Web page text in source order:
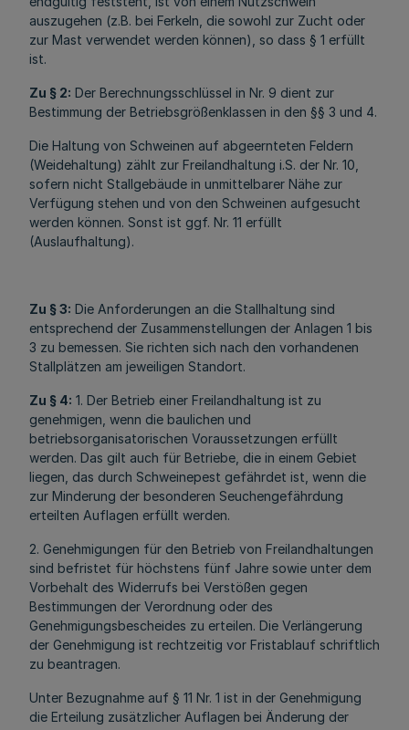
auszugehen (z.B. bei Ferkeln, die sowohl zur Zucht oder
zur Mast verwendet werden können), so dass § 1 erfüllt
ist.
Zu § 2: Der Berechnungsschlüssel in Nr. 9 dient zur
Bestimmung der Betriebsgrößenklassen in den §§ 3 und 4.
Die Haltung von Schweinen auf abgeernteten Feldern
(Weidehaltung) zählt zur Freilandhaltung i.S. der Nr. 10,
sofern nicht Stallgebäude in unmittelbarer Nähe zur
Verfügung stehen und von den Schweinen aufgesucht
werden können. Sonst ist ggf. Nr. 11 erfüllt
(Auslaufhaltung).
Zu § 3: Die Anforderungen an die Stallhaltung sind
entsprechend der Zusammenstellungen der Anlagen 1 bis
3 zu bemessen. Sie richten sich nach den vorhandenen
Stallplätzen am jeweiligen Standort.
Zu § 4: 1. Der Betrieb einer Freilandhaltung ist zu
genehmigen, wenn die baulichen und
betriebsorganisatorischen Voraussetzungen erfüllt
werden. Das gilt auch für Betriebe, die in einem Gebiet
liegen, das durch Schweinepest gefährdet ist, wenn die
zur Minderung der besonderen Seuchengefährdung
erteilten Auflagen erfüllt werden.
2. Genehmigungen für den Betrieb von Freilandhaltungen
sind befristet für höchstens fünf Jahre sowie unter dem
Vorbehalt des Widerrufs bei Verstößen gegen
Bestimmungen der Verordnung oder des
Genehmigungsbescheides zu erteilen. Die Verlängerung
der Genehmigung ist rechtzeitig vor Fristablauf schriftlich
zu beantragen.
Unter Bezugnahme auf § 11 Nr. 1 ist in der Genehmigung
die Erteilung zusätzlicher Auflagen bei Änderung der